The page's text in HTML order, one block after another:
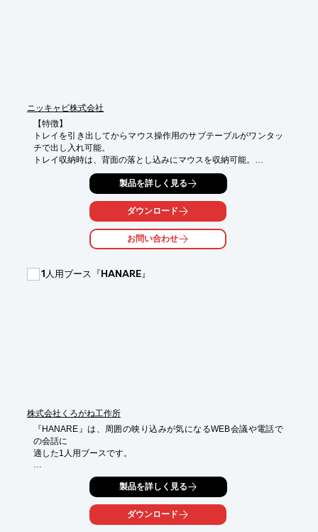
ニッキャビ株式会社
【特徴】
トレイを引き出してからマウス操作用のサブテーブルがワンタッ
チで出し入れ可能。
トレイ収納時は、背面の落とし込みにマウスを収納可能。
ラックのパネルマウント面に化粧ビスで止めるだけの簡単取付。
キーボードを使う時簡単に出し入れができ、収納時のロック付。
塗装色はホワイトアイボリー、レザーサテン仕上げ。
■詳しくはカタログをご覧頂くか、お気軽にお問い合わせ下さ
製品を詳しく見る
ダウンロード
お問い合わせ
1人用ブース『HANARE』
株式会社くろがね工作所
『HANARE』は、周囲の映り込みが気になるWEB会議や電話で
の会話に
適した1人用ブースです。
その他、まわりから邪魔されずにアイデアをまとめたい時や、
密度の高い作業をしたい時にも好適です。
クロスパネル以外にもホワイトボードパネル、木目パネル、ガラ
製品を詳しく見る
ダウンロード